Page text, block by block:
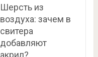
Шерсть из
воздуха: зачем в
свитера
добавляют
акрил?